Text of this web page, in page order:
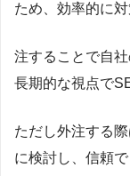
ため、効率的に
注することで自
長期的な視点で
ただし外注する
に検討し、信頼